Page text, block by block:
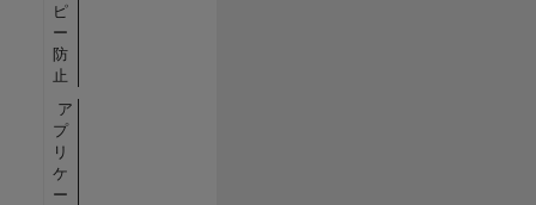
ピ
ー
防
止
ア
プ
リ
ケ
ー